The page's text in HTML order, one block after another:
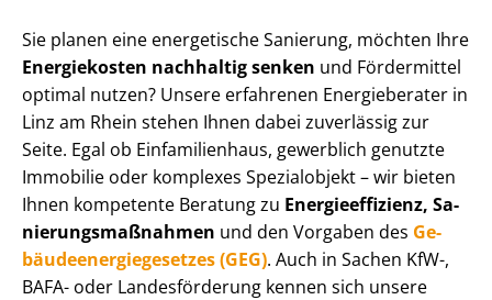
Sie planen eine energetische Sanierung, möchten Ihre
Energiekosten nachhaltig senken und Fördermittel
optimal nutzen? Unsere erfahrenen Energieberater in
Linz am Rhein stehen Ihnen dabei zuverlässig zur
Seite. Egal ob Einfamilienhaus, gewerblich genutzte
Immobilie oder komplexes Spezialobjekt – wir bieten
Ihnen kompetente Beratung zu En­er­gie­ef­fi­zi­enz, Sa­
nie­rungs­maß­nah­men und den Vorgaben des Ge­
bäu­de­en­er­gie­ge­set­zes (GEG). Auch in Sachen KfW-,
BAFA- oder Landesförderung kennen sich unsere